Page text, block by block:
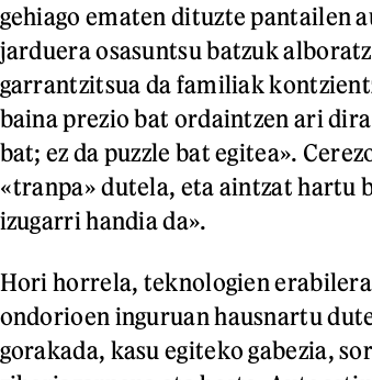
gehiago ematen dituzte pantailen
jarduera osasuntsu batzuk
garrantzitsua da familiak
baina prezio bat ordaintzen ari
bat; ez da puzzle bat egitea».
«tranpa» dutela, eta aintzat hartu
izugarri handia da».
Hori horrela, teknologien
ondorioen inguruan hausnartu
gorakada, kasu egiteko gabezia,